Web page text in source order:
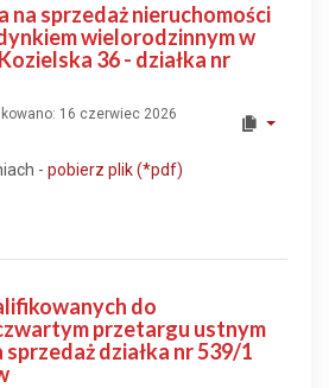
na sprzedaż nieruchomości
wielorodzinnym w
36 - działka nr
16 czerwiec 2026
- pobierz plik (*pdf)
do
przetargu ustnym
działka nr 539/1